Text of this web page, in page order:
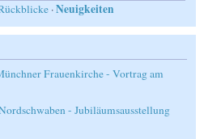
·Neuigkeiten
Frauenkirche - Vortrag am
- Jubiläumsausstellung